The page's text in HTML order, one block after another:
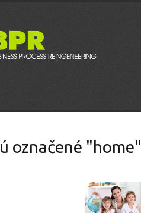
označené "home"